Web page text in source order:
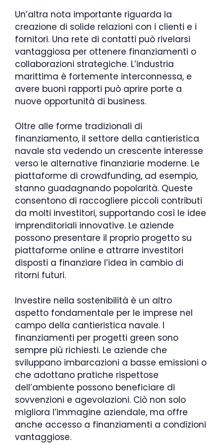
Un’altra nota importante riguarda la
creazione di solide relazioni con i clienti e i
fornitori. Una rete di contatti può rivelarsi
vantaggiosa per ottenere finanziamenti o
collaborazioni strategiche. L’industria
marittima è fortemente interconnessa, e
avere buoni rapporti può aprire porte a
nuove opportunità di business.
Oltre alle forme tradizionali di
finanziamento, il settore della cantieristica
navale sta vedendo un crescente interesse
verso le alternative finanziarie moderne. Le
piattaforme di crowdfunding, ad esempio,
stanno guadagnando popolarità. Queste
consentono di raccogliere piccoli contributi
da molti investitori, supportando così le idee
imprenditoriali innovative. Le aziende
possono presentare il proprio progetto su
piattaforme online e attrarre investitori
disposti a finanziare l’idea in cambio di
ritorni futuri.
Investire nella sostenibilità è un altro
aspetto fondamentale per le imprese nel
campo della cantieristica navale. I
finanziamenti per progetti green sono
sempre più richiesti. Le aziende che
sviluppano imbarcazioni a basse emissioni o
che adottano pratiche rispettose
dell’ambiente possono beneficiare di
sovvenzioni e agevolazioni. Ciò non solo
migliora l’immagine aziendale, ma offre
anche accesso a finanziamenti a condizioni
vantaggiose.